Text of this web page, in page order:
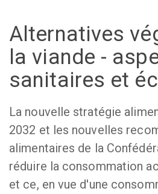
Alternatives
la viande -
sanitaires et
La nouvelle stratégie
2032 et les nouvelles
alimentaires de la
réduire la consommation
et ce, en vue d'une